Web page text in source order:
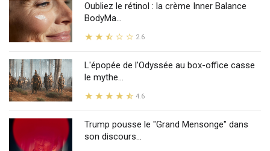
Oubliez le rétinol : la crème Inner Balance
BodyMa...
2.6
L'épopée de l'Odyssée au box-office casse
le mythe...
4.6
Trump pousse le "Grand Mensonge" dans
son discours...